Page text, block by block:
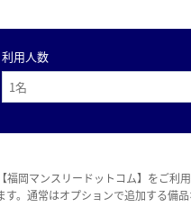
利用人数
岡マンスリードットコム】をご利
。通常はオプションで追加する備